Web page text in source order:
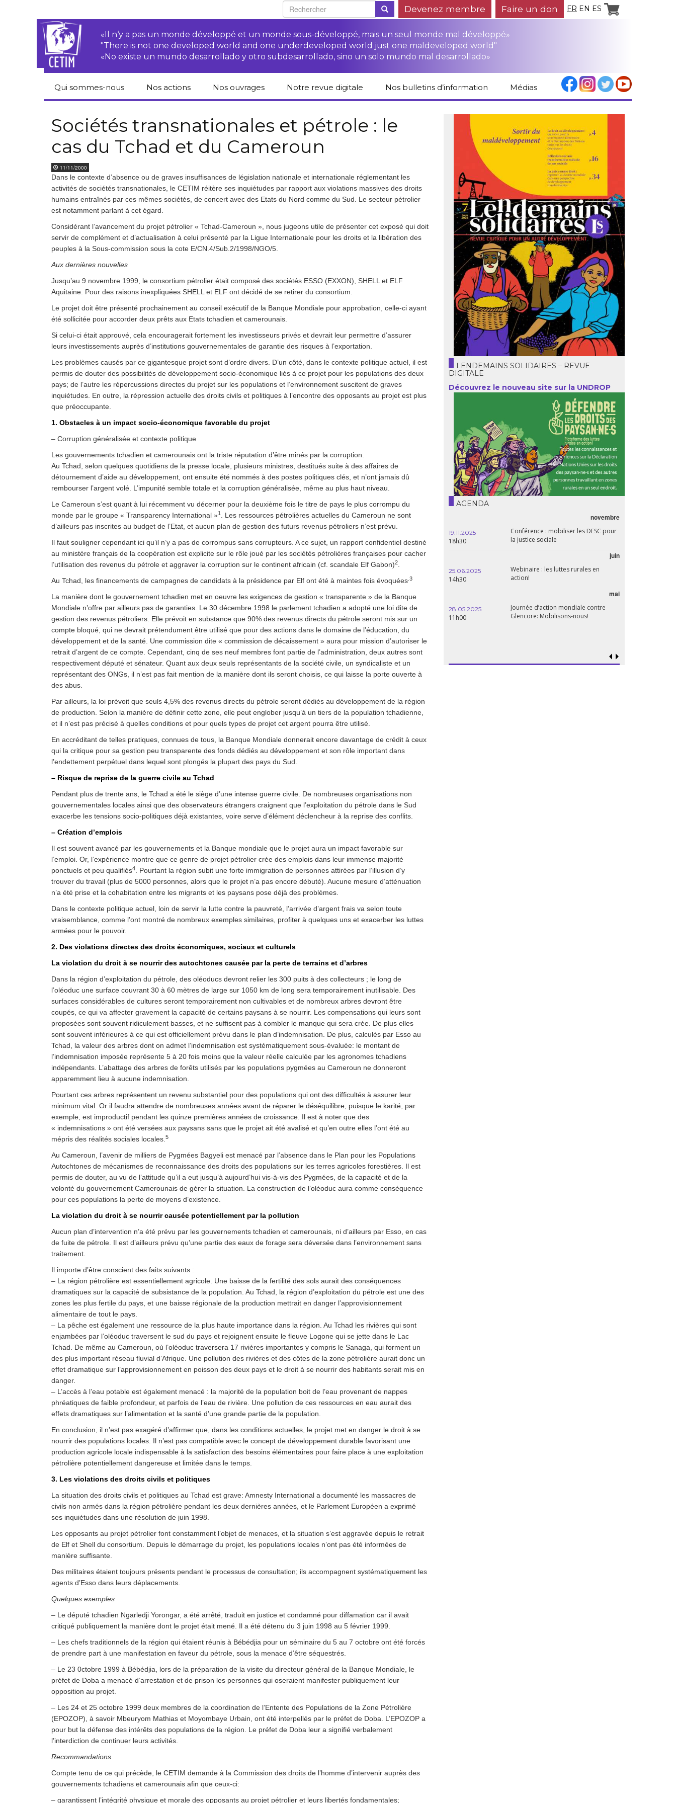
Devenez membre Faire un don FR EN ES
«Il n‘y a pas un monde développé et un monde sous-développé, mais un seul monde mal développé»
"There is not one developed world and one underdeveloped world just one maldeveloped world"
«No existe un mundo desarrollado y otro subdesarrollado, sino un solo mundo mal desarrollado»
Qui sommes-nous
Équipe
Newsletters
Rapports d’activités
Statuts
Nos actions
“Protéger les droits
des paysan.nes”
Accès à la justice
pour les paysan.nes
Fiches de formation
sur les droits des
paysan.nes
Sociétés
transnationales l’impunité des
sociétés
Accès à la justice
pour les victimes des
STN
environnementale et liens
Droits économiques,
sociaux et culturels
Droit au
développement
Bolivie
Brésil
Colombie
Cuba
Equateur
Espagne
Guatemala
Haïti
Madagascar
Palestine
Pérou
Syrie
Turquie
Venezuela
Déclarations à l’ONU
Conférences
disposition
Nos ouvrages
du CETIM
PubliCETIM
Hors-série
humains humains
Diffusion librairies
Notre revue digitale
pour un autre
développement
Lendemains
solidaires dans les
Nos bulletins d’information Médias
Revue de presse
Sociétés transnationales et pétrole : le
cas du Tchad et du Cameroun
11/11/2000
Dans le contexte d’absence ou de graves insuffisances de législation nationale et internationale réglementant les
activités de sociétés transnationales, le CETIM réitère ses inquiétudes par rapport aux violations massives des droits
humains entraînés par ces mêmes sociétés, de concert avec des Etats du Nord comme du Sud. Le secteur pétrolier
est notamment parlant à cet égard.
Considérant l’avancement du projet pétrolier « Tchad-Cameroun », nous jugeons utile de présenter cet exposé qui doit
servir de complément et d’actualisation à celui présenté par la Ligue Internationale pour les droits et la libération des
peuples à la Sous-commission sous la cote E/CN.4/Sub.2/1998/NGO/5.
Aux dernières nouvelles
Jusqu’au 9 novembre 1999, le consortium pétrolier était composé des sociétés ESSO (EXXON), SHELL et ELF
Aquitaine. Pour des raisons inexpliquées SHELL et ELF ont décidé de se retirer du consortium.
Le projet doit être présenté prochainement au conseil exécutif de la Banque Mondiale pour approbation, celle-ci ayant
été sollicitée pour accorder deux prêts aux Etats tchadien et camerounais.
Si celui-ci était approuvé, cela encouragerait fortement les investisseurs privés et devrait leur permettre d’assurer
leurs investissements auprès d’institutions gouvernementales de garantie des risques à l’exportation.
Les problèmes causés par ce gigantesque projet sont d’ordre divers. D’un côté, dans le contexte politique actuel, il est
permis de douter des possibilités de développement socio-économique liés à ce projet pour les populations des deux
pays; de l’autre les répercussions directes du projet sur les populations et l’environnement suscitent de graves
inquiétudes. En outre, la répression actuelle des droits civils et politiques à l’encontre des opposants au projet est plus
que préoccupante.
1. Obstacles à un impact socio-économique favorable du projet
– Corruption généralisée et contexte politique
Les gouvernements tchadien et camerounais ont la triste réputation d’être minés par la corruption.
Au Tchad, selon quelques quotidiens de la presse locale, plusieurs ministres, destitués suite à des affaires de
détournement d’aide au développement, ont ensuite été nommés à des postes politiques clés, et n’ont jamais dû
rembourser l’argent volé. L’impunité semble totale et la corruption généralisée, même au plus haut niveau.
Le Cameroun s’est quant à lui récemment vu décerner pour la deuxième fois le titre de pays le plus corrompu du
monde par le groupe « Transparency International »1
. Les ressources pétrolières actuelles du Cameroun ne sont
d’ailleurs pas inscrites au budget de l’Etat, et aucun plan de gestion des futurs revenus pétroliers n’est prévu.
Il faut souligner cependant ici qu’il n’y a pas de corrompus sans corrupteurs. A ce sujet, un rapport confidentiel destiné
au ministère français de la coopération est explicite sur le rôle joué par les sociétés pétrolières françaises pour cacher
l’utilisation des revenus du pétrole et aggraver la corruption sur le continent africain (cf. scandale Elf Gabon)2
Au Tchad, les financements de campagnes de candidats à la présidence par Elf ont été à maintes fois évoquées .3
La manière dont le gouvernement tchadien met en oeuvre les exigences de gestion « transparente » de la Banque
Mondiale n’offre par ailleurs pas de garanties. Le 30 décembre 1998 le parlement tchadien a adopté une loi dite de
gestion des revenus pétroliers. Elle prévoit en substance que 90% des revenus directs du pétrole seront mis sur un
compte bloqué, qui ne devrait prétendument être utilisé que pour des actions dans le domaine de l’éducation, du
développement et de la santé. Une commission dite « commission de décaissement » aura pour mission d’autoriser le
retrait d’argent de ce compte. Cependant, cinq de ses neuf membres font partie de l’administration, deux autres sont
respectivement député et sénateur. Quant aux deux seuls représentants de la société civile, un syndicaliste et un
représentant des ONGs, il n’est pas fait mention de la manière dont ils seront choisis, ce qui laisse la porte ouverte à
des abus.
Par ailleurs, la loi prévoit que seuls 4,5% des revenus directs du pétrole seront dédiés au développement de la région
de production. Selon la manière de définir cette zone, elle peut englober jusqu’à un tiers de la population tchadienne,
et il n’est pas précisé à quelles conditions et pour quels types de projet cet argent pourra être utilisé.
En accréditant de telles pratiques, connues de tous, la Banque Mondiale donnerait encore davantage de crédit à ceux
qui la critique pour sa gestion peu transparente des fonds dédiés au développement et son rôle important dans
l’endettement perpétuel dans lequel sont plongés la plupart des pays du Sud.
– Risque de reprise de la guerre civile au Tchad
Pendant plus de trente ans, le Tchad a été le siège d’une intense guerre civile. De nombreuses organisations non
gouvernementales locales ainsi que des observateurs étrangers craignent que l’exploitation du pétrole dans le Sud
exacerbe les tensions socio-politiques déjà existantes, voire serve d’élément déclencheur à la reprise des conflits.
– Création d’emplois
Il est souvent avancé par les gouvernements et la Banque mondiale que le projet aura un impact favorable sur
l’emploi. Or, l’expérience montre que ce genre de projet pétrolier crée des emplois dans leur immense majorité
ponctuels et peu qualifiés4
. Pourtant la région subit une forte immigration de personnes attirées par l’illusion d’y
trouver du travail (plus de 5000 personnes, alors que le projet n’a pas encore débuté). Aucune mesure d’atténuation
n’a été prise et la cohabitation entre les migrants et les paysans pose déjà des problèmes.
Dans le contexte politique actuel, loin de servir la lutte contre la pauvreté, l’arrivée d’argent frais va selon toute
vraisemblance, comme l’ont montré de nombreux exemples similaires, profiter à quelques uns et exacerber les luttes
armées pour le pouvoir.
2. Des violations directes des droits économiques, sociaux et culturels
La violation du droit à se nourrir des autochtones causée par la perte de terrains et d’arbres
Dans la région d’exploitation du pétrole, des oléoducs devront relier les 300 puits à des collecteurs ; le long de
l’oléoduc une surface couvrant 30 à 60 mètres de large sur 1050 km de long sera temporairement inutilisable. Des
surfaces considérables de cultures seront temporairement non cultivables et de nombreux arbres devront être
coupés, ce qui va affecter gravement la capacité de certains paysans à se nourrir. Les compensations qui leurs sont
proposées sont souvent ridiculement basses, et ne suffisent pas à combler le manque qui sera crée. De plus elles
sont souvent inférieures à ce qui est officiellement prévu dans le plan d’indemnisation. De plus, calculés par Esso au
Tchad, la valeur des arbres dont on admet l’indemnisation est systématiquement sous-évaluée: le montant de
l’indemnisation imposée représente 5 à 20 fois moins que la valeur réelle calculée par les agronomes tchadiens
indépendants. L’abattage des arbres de forêts utilisés par les populations pygmées au Cameroun ne donneront
apparemment lieu à aucune indemnisation.
Pourtant ces arbres représentent un revenu substantiel pour des populations qui ont des difficultés à assurer leur
minimum vital. Or il faudra attendre de nombreuses années avant de réparer le déséquilibre, puisque le karité, par
exemple, est improductif pendant les quinze premières années de croissance. Il est à noter que des
« indemnisations » ont été versées aux paysans sans que le projet ait été avalisé et qu’en outre elles l’ont été au
mépris des réalités sociales locales. 5
Au Cameroun, l’avenir de milliers de Pygmées Bagyeli est menacé par l’absence dans le Plan pour les Populations
Autochtones de mécanismes de reconnaissance des droits des populations sur les terres agricoles forestières. Il est
permis de douter, au vu de l’attitude qu’il a eut jusqu’à aujourd’hui vis-à-vis des Pygmées, de la capacité et de la
volonté du gouvernement Camerounais de gérer la situation. La construction de l’oléoduc aura comme conséquence
pour ces populations la perte de moyens d’existence.
La violation du droit à se nourrir causée potentiellement par la pollution
Aucun plan d’intervention n’a été prévu par les gouvernements tchadien et camerounais, ni d’ailleurs par Esso, en cas
de fuite de pétrole. Il est d’ailleurs prévu qu’une partie des eaux de forage sera déversée dans l’environnement sans
traitement.
Il importe d’être conscient des faits suivants :
– La région pétrolière est essentiellement agricole. Une baisse de la fertilité des sols aurait des conséquences
dramatiques sur la capacité de subsistance de la population. Au Tchad, la région d’exploitation du pétrole est une des
zones les plus fertile du pays, et une baisse régionale de la production mettrait en danger l’approvisionnement
alimentaire de tout le pays.
– La pêche est également une ressource de la plus haute importance dans la région. Au Tchad les rivières qui sont
enjambées par l’oléoduc traversent le sud du pays et rejoignent ensuite le fleuve Logone qui se jette dans le Lac
Tchad. De même au Cameroun, où l’oléoduc traversera 17 rivières importantes y compris le Sanaga, qui forment un
des plus important réseau fluvial d’Afrique. Une pollution des rivières et des côtes de la zone pétrolière aurait donc un
effet dramatique sur l’approvisionnement en poisson des deux pays et le droit à se nourrir des habitants serait mis en
danger.
– L’accès à l’eau potable est également menacé : la majorité de la population boit de l’eau provenant de nappes
phréatiques de faible profondeur, et parfois de l’eau de rivière. Une pollution de ces ressources en eau aurait des
effets dramatiques sur l’alimentation et la santé d’une grande partie de la population.
En conclusion, il n’est pas exagéré d’affirmer que, dans les conditions actuelles, le projet met en danger le droit à se
nourrir des populations locales. Il n’est pas compatible avec le concept de développement durable favorisant une
production agricole locale indispensable à la satisfaction des besoins élémentaires pour faire place à une exploitation
pétrolière potentiellement dangereuse et limitée dans le temps.
3. Les violations des droits civils et politiques
La situation des droits civils et politiques au Tchad est grave: Amnesty International a documenté les massacres de
civils non armés dans la région pétrolière pendant les deux dernières années, et le Parlement Européen a exprimé
ses inquiétudes dans une résolution de juin 1998.
Les opposants au projet pétrolier font constamment l’objet de menaces, et la situation s’est aggravée depuis le retrait
de Elf et Shell du consortium. Depuis le démarrage du projet, les populations locales n’ont pas été informées de
manière suffisante.
Des militaires étaient toujours présents pendant le processus de consultation; ils accompagnent systématiquement les
agents d’Esso dans leurs déplacements.
Quelques exemples
– Le député tchadien Ngarledji Yorongar, a été arrêté, traduit en justice et condamné pour diffamation car il avait
critiqué publiquement la manière dont le projet était mené. Il a été détenu du 3 juin 1998 au 5 février 1999.
– Les chefs traditionnels de la région qui étaient réunis à Bébédjia pour un séminaire du 5 au 7 octobre ont été forcés
de prendre part à une manifestation en faveur du pétrole, sous la menace d’être séquestrés.
– Le 23 0ctobre 1999 à Bébédjia, lors de la préparation de la visite du directeur général de la Banque Mondiale, le
préfet de Doba a menacé d’arrestation et de prison les personnes qui oseraient manifester publiquement leur
opposition au projet.
– Les 24 et 25 octobre 1999 deux membres de la coordination de l’Entente des Populations de la Zone Pétrolière
(EPOZOP), à savoir Mbeuryom Mathias et Moyombaye Urbain, ont été interpellés par le préfet de Doba. L’EPOZOP a
pour but la défense des intérêts des populations de la région. Le préfet de Doba leur a signifié verbalement
l’interdiction de continuer leurs activités.
Recommandations
Compte tenu de ce qui précède, le CETIM demande à la Commission des droits de l’homme d’intervenir auprès des
gouvernements tchadiens et camerounais afin que ceux-ci:
– garantissent l’intégrité physique et morale des opposants au projet pétrolier et leurs libertés fondamentales;
LENDEMAINS SOLIDAIRES – REVUE
DIGITALE
Découvrez le nouveau site sur la UNDROP
AGENDA
novembre
19.11.2025
18h30
Conférence : mobiliser les DESC pour
la justice sociale
juin
25.06.2025
14h30
Webinaire : les luttes rurales en
action!
mai
28.05.2025
11h00
Journée d’action mondiale contre
Glencore: Mobilisons-nous!